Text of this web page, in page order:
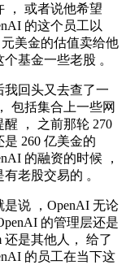
， 或者说他希望
的这个员工以
元美金的估值卖给他
个基金一些老股 。
我回头又去查了一
包括集合上一些网
醒 ， 之前那轮 270
是 260 亿美金的
的融资的时候 ，
有老股交易的 。
是说 ，OpenAI 无论
的管理层还是
还是其他人， 给了
的员工在当下这